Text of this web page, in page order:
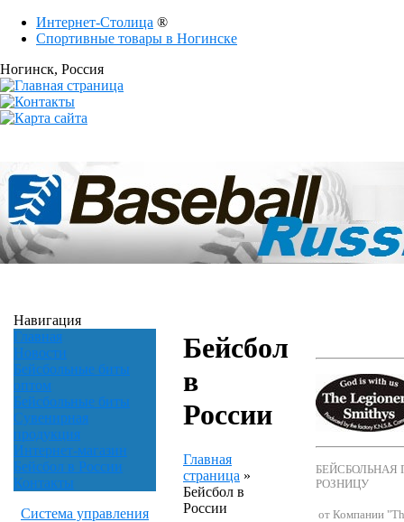
Интернет-Столица ®
Спортивные товары в Ногинске
Ногинск, Россия
Навигация
Главная
Новости
Бейсбольные биты
оптом
Бейсбольные биты
Сувенирная
продукция
Интернет-магазин
Бейсбол в России
Контакты
Система управления
Бейсбол
в
России
Главная
страница »
Бейсбол в
России
БЕЙСБОЛЬНАЯ
РОЗНИЦУ
от Компании